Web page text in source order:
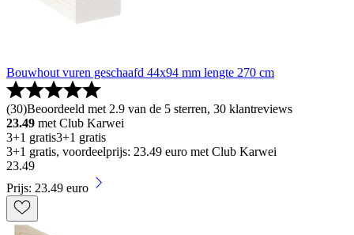
Bouwhout vuren geschaafd 44x94 mm lengte 270 cm
(30)Beoordeeld met 2.9 van de 5 sterren, 30 klantreviews
23.49 met Club Karwei
3+1 gratis3+1 gratis
3+1 gratis, voordeelprijs: 23.49 euro met Club Karwei
23.49
Prijs: 23.49 euro